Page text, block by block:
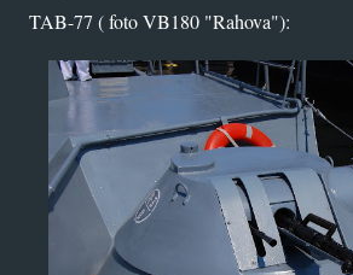
TAB-77 ( foto VB180 "Rahova"):